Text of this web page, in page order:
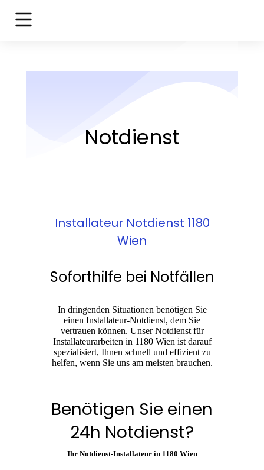
Notdienst
Installateur Notdienst 1180
Wien
Soforthilfe bei Notfällen
In dringenden Situationen benötigen Sie
einen Installateur-Notdienst, dem Sie
vertrauen können. Unser Notdienst für
Installateurarbeiten in 1180 Wien ist darauf
spezialisiert, Ihnen schnell und effizient zu
helfen, wenn Sie uns am meisten brauchen.
Benötigen Sie einen
24h Notdienst?
Ihr Notdienst-Installateur in 1180 Wien